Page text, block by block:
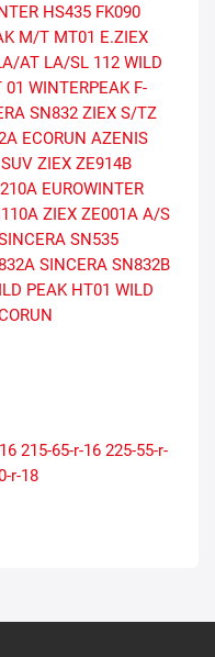
HS435 FK090
M/T MT01 E.ZIEX
AT LA/SL 112 WILD
01 WINTERPEAK F-
SN832 ZIEX S/TZ
ECORUN AZENIS
ZIEX ZE914B
EUROWINTER
ZIEX ZE001A A/S
SN535
SINCERA SN832B
PEAK HT01 WILD
215-65-r-16 225-55-r-
r-18